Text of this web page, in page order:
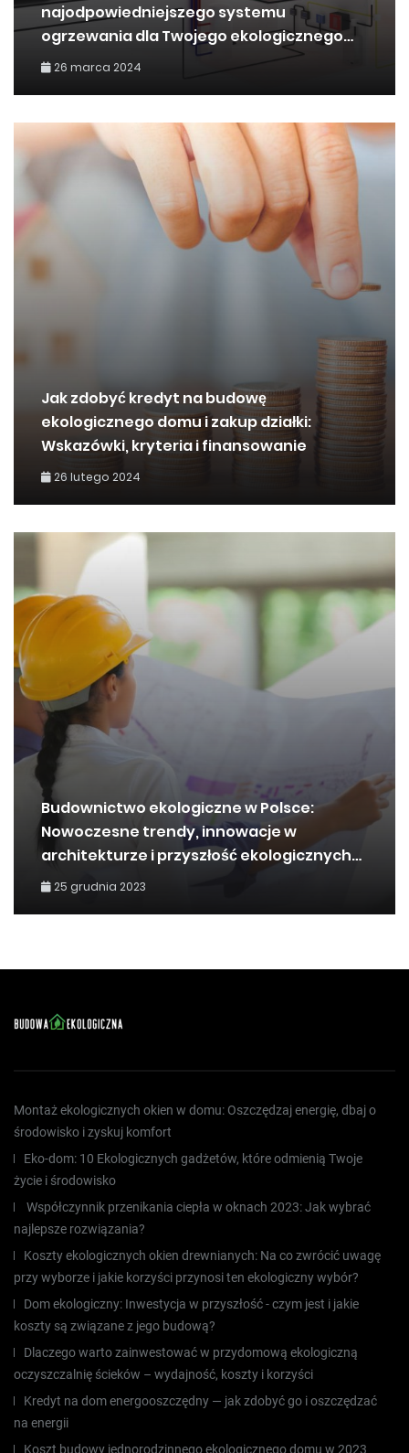
najodpowiedniejszego systemu
ogrzewania dla Twojego ekologicznego
domu jednorodzinnego
26 marca 2024
Jak zdobyć kredyt na budowę
ekologicznego domu i zakup działki:
Wskazówki, kryteria i finansowanie
26 lutego 2024
Budownictwo ekologiczne w Polsce:
Nowoczesne trendy, innowacje w
architekturze i przyszłość ekologicznych
budynków
25 grudnia 2023
Montaż ekologicznych okien w domu: Oszczędzaj energię, dbaj o
środowisko i zyskuj komfort
Eko-dom: 10 Ekologicznych gadżetów, które odmienią Twoje
życie i środowisko
Współczynnik przenikania ciepła w oknach 2023: Jak wybrać
najlepsze rozwiązania?
Koszty ekologicznych okien drewnianych: Na co zwrócić uwagę
przy wyborze i jakie korzyści przynosi ten ekologiczny wybór?
Dom ekologiczny: Inwestycja w przyszłość - czym jest i jakie
koszty są związane z jego budową?
Dlaczego warto zainwestować w przydomową ekologiczną
oczyszczalnię ścieków – wydajność, koszty i korzyści
Kredyt na dom energooszczędny — jak zdobyć go i oszczędzać
na energii
Koszt budowy jednorodzinnego ekologicznego domu w 2023